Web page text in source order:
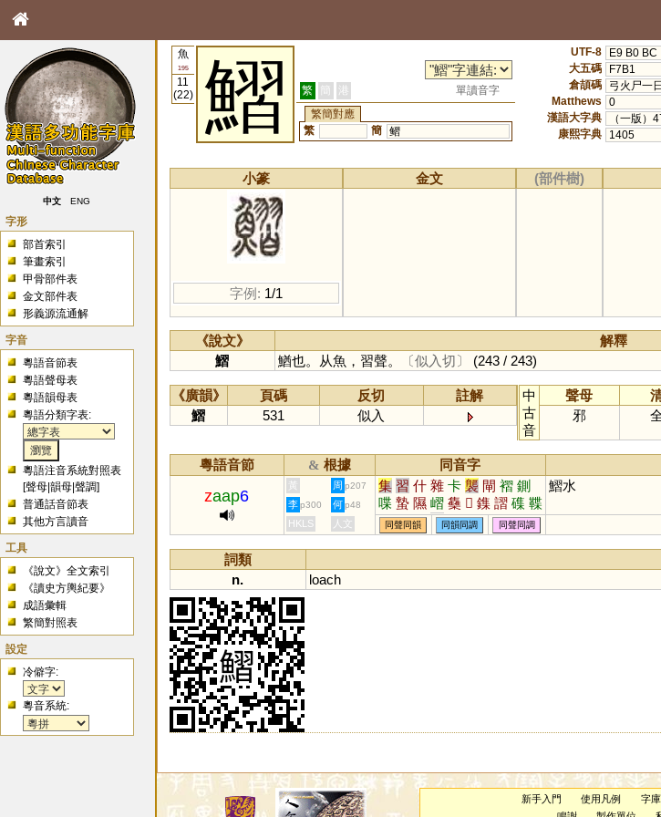
中文 ENG
字形
部首索引
筆畫索引
甲骨部件表
金文部件表
形義源流通解
字音
粵語音節表
粵語聲母表
粵語韻母表
粵語分類字表:
粵語注音系統對照表
[聲母 |韻母 |聲調]
普通話音節表
其他方言讀音
工具
《說文》全文索引
《讀史方輿紀要》
成語彙輯
繁簡對照表
設定
冷僻字:
粵音系統:
魚
195
11
(22)
鰼 繁 簡 港
單讀音字
繁簡對應
繁
簡 鳛
UTF-8
E9 B0 BC
大五碼
F7B1
倉頡碼
弓火尸一日
Matthews
0
漢語大字典
（一版）
康熙字典
1405
小篆
字例: 1/1
金文 (部件樹)
《說文》 解釋
鰼
鰌也。从魚，習聲。 〔似入切〕 (243 / 243)
《廣韻》 頁碼 反切
註解
鰼
531 似入
中
古
音
聲母
邪
粵語音節 & 根據 同音字
zaap6
黃 周 p207 集 習 什 雜 卡 襲 閘 褶 鍘
喋 蟄 隰 嶍 雧 𠓛 鏶 謵 磼 鞢
騽 槢 飁 雥 鈒 霅
鰼水
李 p300 何 p48
HKLS 人文 同聲同韻 同韻同調 同聲同調
詞類
n.
loach
新手入門 使用凡例 字